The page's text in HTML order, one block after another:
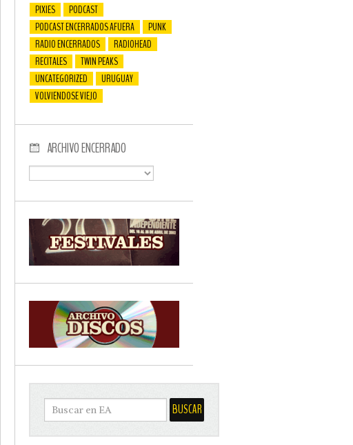
PIXIES
PODCAST
PODCAST ENCERRADOS AFUERA
PUNK
RADIO ENCERRADOS
RADIOHEAD
RECITALES
TWIN PEAKS
UNCATEGORIZED
URUGUAY
VOLVIENDOSE VIEJO
ARCHIVO ENCERRADO